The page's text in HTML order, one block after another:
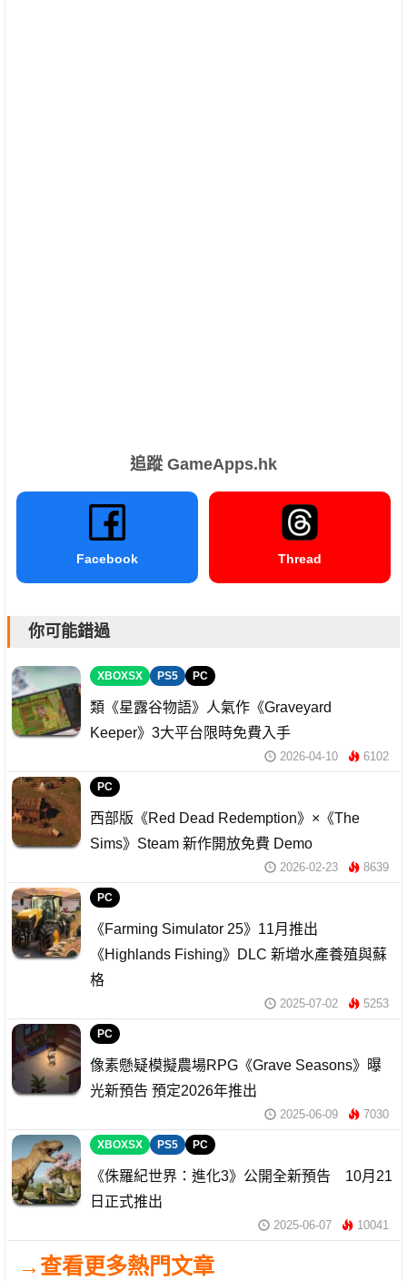
追蹤 GameApps.hk
Facebook Thread
你可能錯過
XBOXSX PS5 PC
類《星露谷物語》人氣作《Graveyard
Keeper》3大平台限時免費入手
2026-04-10 6102
PC
西部版《Red Dead Redemption》×《The
Sims》Steam 新作開放免費 Demo
2026-02-23 8639
PC
《Farming Simulator 25》11月推出
《Highlands Fishing》DLC 新增水產養殖與蘇
格
2025-07-02 5253
PC
像素懸疑模擬農場RPG《Grave Seasons》曝
光新預告 預定2026年推出
2025-06-09 7030
XBOXSX PS5 PC
《侏羅紀世界：進化3》公開全新預告 10月21
日正式推出
2025-06-07 10041
→查看更多熱門文章